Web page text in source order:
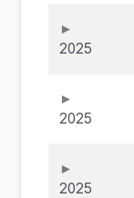
2025
2025
2025